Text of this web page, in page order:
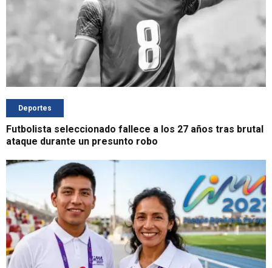
Deportes
Futbolista seleccionado fallece a los 27 años tras brutal
ataque durante un presunto robo